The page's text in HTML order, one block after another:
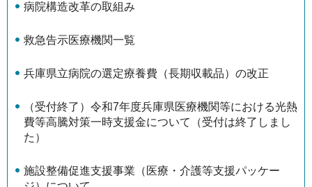
病院構造改革の取組み
救急告示医療機関一覧
兵庫県立病院の選定療養費（長期収載品）の改正
（受付終了）令和7年度兵庫県医療機関等における光熱
費等高騰対策一時支援金について（受付は終了しまし
た）
施設整備促進支援事業（医療・介護等支援パッケー